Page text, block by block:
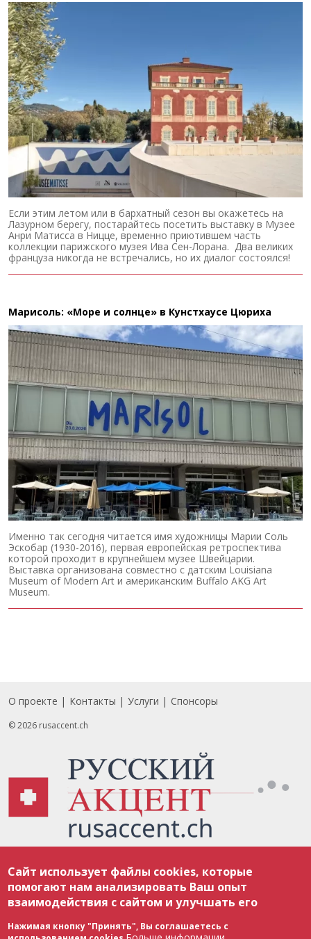
Если этим летом или в бархатный сезон вы окажетесь на
Лазурном берегу, постарайтесь посетить выставку в Музее
Анри Матисса в Ницце, временно приютившем часть
коллекции парижского музея Ива Сен-Лорана. Два великих
француза никогда не встречались, но их диалог состоялся!
Марисоль: «Море и солнце» в Кунстхаусе Цюриха
Именно так сегодня читается имя художницы Марии Соль
Эскобар (1930-2016), первая европейская ретроспектива
которой проходит в крупнейшем музее Швейцарии.
Выставка организована совместно с датским Louisiana
Museum of Modern Art и американским Buffalo AKG Art
Museum.
Footer
О проекте Контакты Услуги Спонсоры
© 2026 rusaccent.ch
соответствии с законодательством Швейцарии об авторском праве и
международными соглашениями. Полное или частичное использование
материалов возможно только с разрешения редакции. В случае полного
или частичного воспроизведения материалов сайта rusaccent.ch,
ОБЯЗАТЕЛЬНА АКТИВНАЯ ГИПЕРССЫЛКА на конкретный заимствованный
текст. Фотоизображения, размещенные редакцией rusaccent.ch, являются
ее исключительной собственностью. Полное или частичное
Сайт использует файлы cookies, которые
помогают нам анализировать Ваш опыт
взаимодействия с сайтом и улучшать его
Нажимая кнопку "Принять", Вы соглашаетесь с